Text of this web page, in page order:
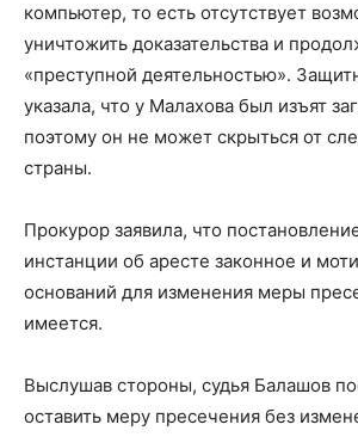
компьютер, то есть отсутствует
уничтожить доказательства и
«преступной деятельностью».
указала, что у Малахова был изъят
поэтому он не может скрыться от
страны.
Прокурор заявила, что
инстанции об аресте законное и
оснований для изменения меры
имеется.
Выслушав стороны, судья Балашов
оставить меру пресечения без